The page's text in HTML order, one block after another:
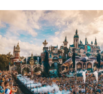
Menu
Home